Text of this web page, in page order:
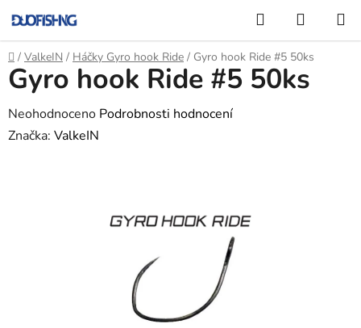
na
obsah
Hledat
KOŠÍK
Domů
/ ValkeIN / Háčky Gyro hook Ride / Gyro hook Ride #5 50ks
Gyro hook Ride #5 50ks
Průměrné
hodnocení
Neohodnoceno Podrobnosti hodnocení
Značka: ValkeIN